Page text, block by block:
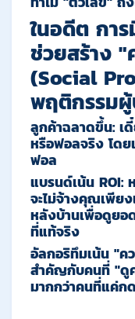
ในอดีต กา
ช่วยสร้าง "
(Social
พฤติกรรมผู้
ลูกค้าฉลาดขึ้น: เ
หรือฟอลจริง โด
ฟอล
แบรนด์เน้น ROI:
จะไม่จ้างคุณเพีย
หลังบ้านเพื่อดูยอ
ที่แท้จริง
อัลกอริทึมเน้น "ค
สำคัญกับคนที่ "ดู
มากกว่าคนที่แค่ก